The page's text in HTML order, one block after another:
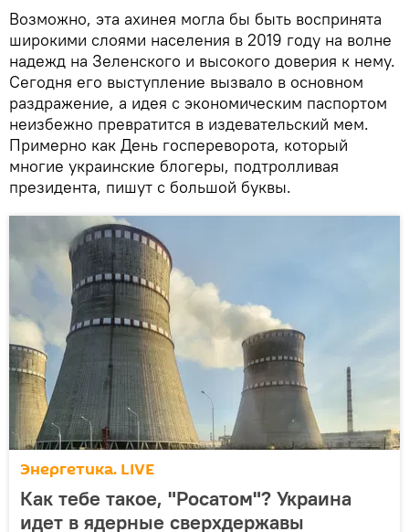
Возможно, эта ахинея могла бы быть воспринята
широкими слоями населения в 2019 году на волне
надежд на Зеленского и высокого доверия к нему.
Сегодня его выступление вызвало в основном
раздражение, а идея с экономическим паспортом
неизбежно превратится в издевательский мем.
Примерно как День госпереворота, который
многие украинские блогеры, подтролливая
президента, пишут с большой буквы.
Энергетика. LIVE
Как тебе такое, "Росатом"? Украина
идет в ядерные сверхдержавы